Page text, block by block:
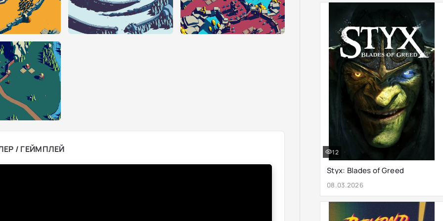
/ ГЕЙМПЛЕЙ
Styx: Blades of Greed
08.03.2026
12